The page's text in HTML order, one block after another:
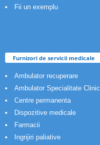
Fii un exemplu
Furnizori de servicii medicale
Ambulator recuperare
Ambulator Specialitate Clinic
Centre permanenta
Dispozitive medicale
Farmacii
Ingrijiri paliative